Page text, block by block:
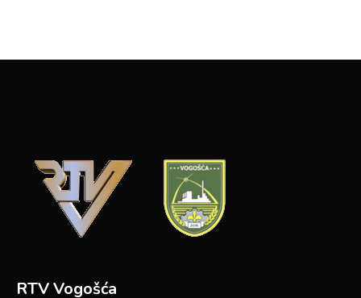
RTV Vogošća